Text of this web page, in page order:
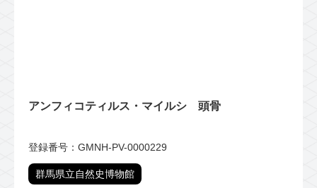
アンフィコティルス・マイルシ 頭骨
登録番号：GMNH-PV-0000229
群馬県立自然史博物館